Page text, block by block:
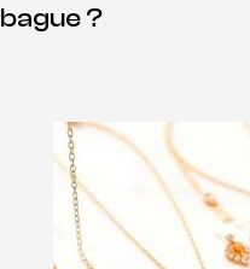
bague ?